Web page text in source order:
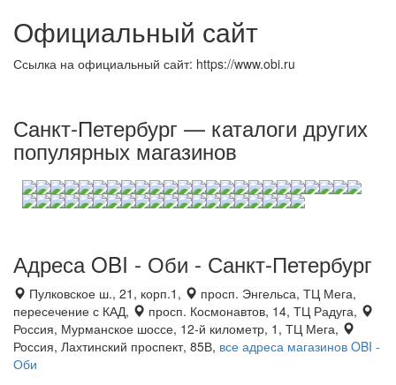
Официальный сайт
Ссылка на официальный сайт: https://www.obi.ru
Санкт-Петербург — каталоги других
популярных магазинов
Адреса OBI - Оби - Санкт-Петербург
Пулковское ш., 21, корп.1,
просп. Энгельса, ТЦ Мега,
пересечение с КАД,
просп. Космонавтов, 14, ТЦ Радуга,
Россия, Мурманское шоссе, 12-й километр, 1, ТЦ Мега,
Россия, Лахтинский проспект, 85В, все адреса магазинов OBI -
Оби